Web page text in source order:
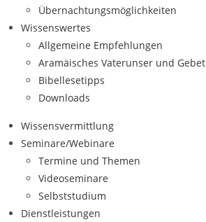
Übernachtungsmöglichkeiten
Wissenswertes
Allgemeine Empfehlungen
Aramäisches Vaterunser und Gebet
Bibellesetipps
Downloads
Wissensvermittlung
Seminare/Webinare
Termine und Themen
Videoseminare
Selbststudium
Dienstleistungen